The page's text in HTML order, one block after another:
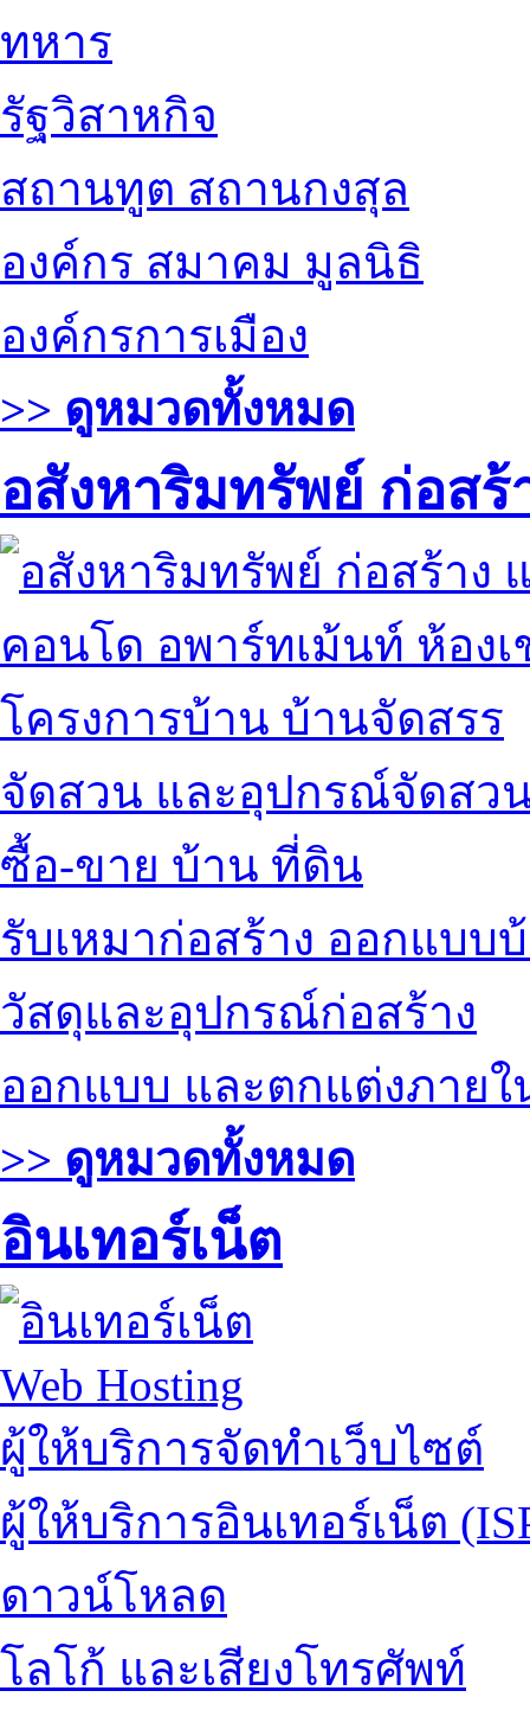
ทหาร
รัฐวิสาหกิจ
สถานทูต สถานกงสุล
องค์กร สมาคม มูลนิธิ
องค์กรการเมือง
>> ดูหมวดทั้งหมด
อสังหาริมทรัพย์ ก่อส
คอนโด อพาร์ทเม้นท์ ห้องเ
โครงการบ้าน บ้านจัดสรร
จัดสวน และอุปกรณ์จัดสว
ซื้อ-ขาย บ้าน ที่ดิน
รับเหมาก่อสร้าง ออกแบบ
วัสดุและอุปกรณ์ก่อสร้าง
ออกแบบ และตกแต่งภายใ
>> ดูหมวดทั้งหมด
อินเทอร์เน็ต
Web Hosting
ผู้ให้บริการจัดทำเว็บไซต์
ผู้ให้บริการอินเทอร์เน็ต
ดาวน์โหลด
โลโก้ และเสียงโทรศัพท์